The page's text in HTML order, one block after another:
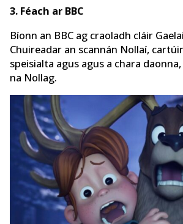
3. Féach ar BBC
Bíonn an BBC ag craoladh cláir
Chuireadar an scannán Nollaí,
speisialta agus agus a chara
na Nollag.